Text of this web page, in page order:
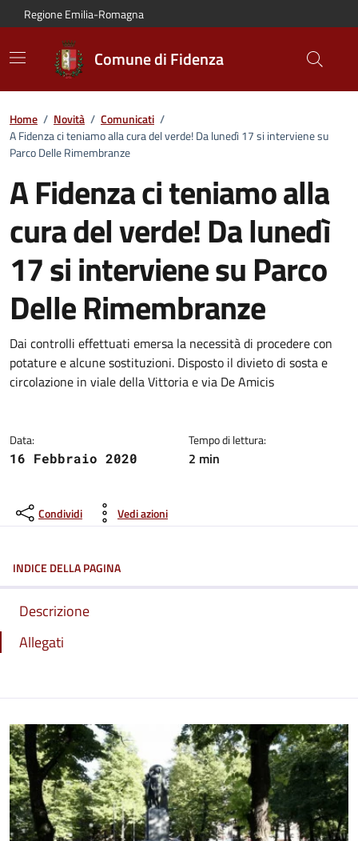
Vai al contenuto principale
Vai alla navigazione del sito
Vai al piede di pagina
Regione Emilia-Romagna
Comune di Fidenza
Home / Novità / Comunicati /
A Fidenza ci teniamo alla cura del verde! Da lunedì 17 si interviene su
Parco Delle Rimembranze
A Fidenza ci teniamo alla
cura del verde! Da lunedì
17 si interviene su Parco
Delle Rimembranze
Dettagli del comunicato:
Dai controlli effettuati emersa la necessità di procedere con
potature e alcune sostituzioni. Disposto il divieto di sosta e
circolazione in viale della Vittoria e via De Amicis
Data:
16 Febbraio 2020
Tempo di lettura:
2 min
Condividi Vedi azioni
INDICE DELLA PAGINA
Descrizione
Allegati